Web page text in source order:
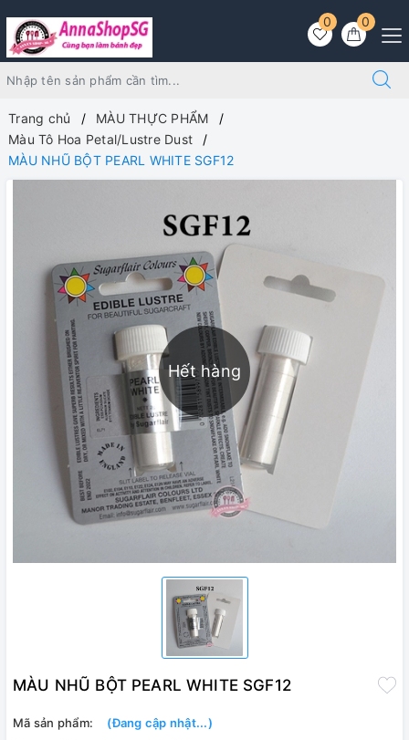
0
0
Trang chủ
MÀU THỰC PHẨM
Màu Tô Hoa Petal/Lustre Dust
MÀU NHŨ BỘT PEARL WHITE SGF12
Hết hàng
MÀU NHŨ BỘT PEARL WHITE SGF12
Mã sản phẩm:
(Đang cập nhật...)